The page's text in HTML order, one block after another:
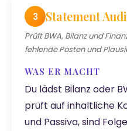
3 Statement
Prüft BWA, Bilanz und
fehlende Posten und
WAS ER MACHT
Du lädst Bilanz oder
prüft auf inhaltliche
und Passiva, sind